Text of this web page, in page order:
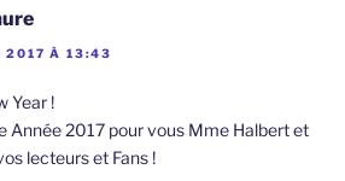
2017 À 13:43
Year !
Année 2017 pour vous Mme Halbert et
lecteurs et Fans !